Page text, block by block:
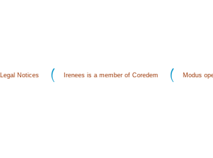
Legal Notices Irenees is a member of Coredem Modus